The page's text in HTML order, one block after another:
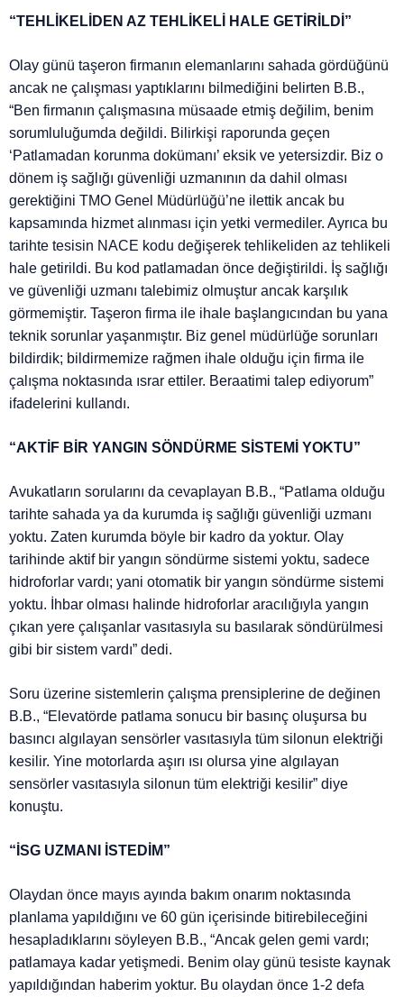
“TEHLİKELİDEN AZ TEHLİKELİ HALE GETİRİLDİ”
Olay günü taşeron firmanın elemanlarını sahada gördüğünü
ancak ne çalışması yaptıklarını bilmediğini belirten B.B.,
“Ben firmanın çalışmasına müsaade etmiş değilim, benim
sorumluluğumda değildi. Bilirkişi raporunda geçen
‘Patlamadan korunma dokümanı’ eksik ve yetersizdir. Biz o
dönem iş sağlığı güvenliği uzmanının da dahil olması
gerektiğini TMO Genel Müdürlüğü’ne ilettik ancak bu
kapsamında hizmet alınması için yetki vermediler. Ayrıca bu
tarihte tesisin NACE kodu değişerek tehlikeliden az tehlikeli
hale getirildi. Bu kod patlamadan önce değiştirildi. İş sağlığı
ve güvenliği uzmanı talebimiz olmuştur ancak karşılık
görmemiştir. Taşeron firma ile ihale başlangıcından bu yana
teknik sorunlar yaşanmıştır. Biz genel müdürlüğe sorunları
bildirdik; bildirmemize rağmen ihale olduğu için firma ile
çalışma noktasında ısrar ettiler. Beraatimi talep ediyorum”
ifadelerini kullandı.
“AKTİF BİR YANGIN SÖNDÜRME SİSTEMİ YOKTU”
Avukatların sorularını da cevaplayan B.B., “Patlama olduğu
tarihte sahada ya da kurumda iş sağlığı güvenliği uzmanı
yoktu. Zaten kurumda böyle bir kadro da yoktur. Olay
tarihinde aktif bir yangın söndürme sistemi yoktu, sadece
hidroforlar vardı; yani otomatik bir yangın söndürme sistemi
yoktu. İhbar olması halinde hidroforlar aracılığıyla yangın
çıkan yere çalışanlar vasıtasıyla su basılarak söndürülmesi
gibi bir sistem vardı” dedi.
Soru üzerine sistemlerin çalışma prensiplerine de değinen
B.B., “Elevatörde patlama sonucu bir basınç oluşursa bu
basıncı algılayan sensörler vasıtasıyla tüm silonun elektriği
kesilir. Yine motorlarda aşırı ısı olursa yine algılayan
sensörler vasıtasıyla silonun tüm elektriği kesilir” diye
konuştu.
“İSG UZMANI İSTEDİM”
Olaydan önce mayıs ayında bakım onarım noktasında
planlama yapıldığını ve 60 gün içerisinde bitirebileceğini
hesapladıklarını söyleyen B.B., “Ancak gelen gemi vardı;
patlamaya kadar yetişmedi. Benim olay günü tesiste kaynak
yapıldığından haberim yoktur. Bu olaydan önce 1-2 defa